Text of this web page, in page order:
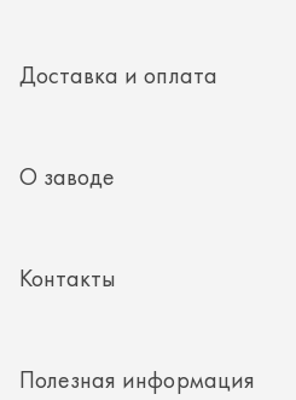
8 (351) 354-32-44